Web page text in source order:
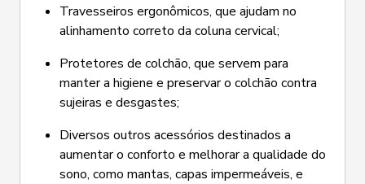
Travesseiros ergonômicos, que ajudam no
alinhamento correto da coluna cervical;
Protetores de colchão, que servem para
manter a higiene e preservar o colchão contra
sujeiras e desgastes;
Diversos outros acessórios destinados a
aumentar o conforto e melhorar a qualidade do
sono, como mantas, capas impermeáveis, e